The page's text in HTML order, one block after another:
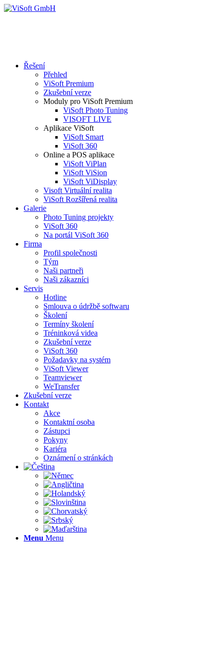
Řešení
Přehled
ViSoft Premium
Zkušební verze
Moduly pro ViSoft Premium
ViSoft Photo Tuning
VISOFT LIVE
Aplikace ViSoft
ViSoft Smart
ViSoft 360
Online a POS aplikace
ViSoft ViPlan
ViSoft ViSion
ViSoft ViDisplay
Visoft Virtuální realita
ViSoft Rozšířená realita
Galerie
Photo Tuning projekty
ViSoft 360
Na portál ViSoft 360
Firma
Profil společnosti
Tým
Naši partneři
Naši zákazníci
Servis
Hotline
Smlouva o údržbě softwaru
Školení
Termíny školení
Tréninková videa
Zkušební verze
ViSoft 360
Požadavky na systém
ViSoft Viewer
Teamviewer
WeTransfer
Zkušební verze
Kontakt
Akce
Kontaktní osoba
Zástupci
Pokyny
Kariéra
Oznámení o stránkách
Menu Menu